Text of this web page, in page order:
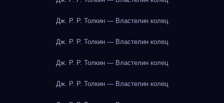
Дж. Р. Р. Толкин — Властелин колец
Дж. Р. Р. Толкин — Властелин колец
Дж. Р. Р. Толкин — Властелин колец
Дж. Р. Р. Толкин — Властелин колец